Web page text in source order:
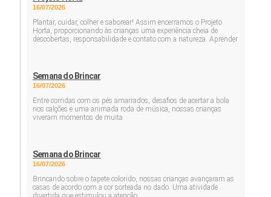
16/07/2026
Plantar, cuidar, colher e saborear! Assim encerramos o Projeto
Horta, proporcionando às crianças uma experiência cheia de
descobertas, responsabilidade e contato com a natureza. Aprender
Semana do Brincar
16/07/2026
Entre corridas com os pés amarrados, desafios de acertar a bola
nos calções e uma animada roda de música, nossas crianças
viveram momentos de muita
Semana do Brincar
16/07/2026
Brincando sobre o tapete colorido, nossas crianças avançaram as
casas de acordo com a cor sorteada no dado. Uma atividade